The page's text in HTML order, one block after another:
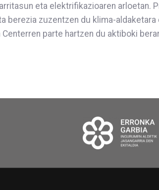
eta elektrifikazioaren arloetan.
berezia zuzentzen du klima-
parte hartzen du aktiboki